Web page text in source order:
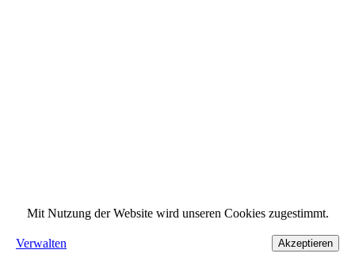
Mit Nutzung der Website wird unseren Cookies zugestimmt.
Verwalten Akzeptieren